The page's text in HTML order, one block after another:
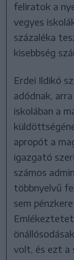
feliratok a
vegyes
százaléka
kisebbség
Erdei Ildikó
adódnak,
iskolában a
apropót a
igazgató
számos
többnyelvű
sem
volt, és ezt a